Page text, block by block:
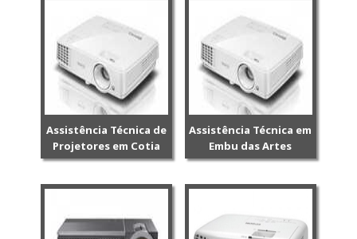
Assistência Técnica de
Projetores em Cotia
Assistência Técnica em
Embu das Artes